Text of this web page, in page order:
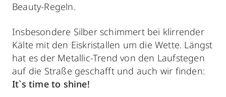
Beauty-Regeln.
Insbesondere Silber schimmert bei klirrender
Kälte mit den Eiskristallen um die Wette. Längst
hat es der Metallic-Trend von den Laufstegen
auf die Straße geschafft und auch wir finden:
It`s time to shine!